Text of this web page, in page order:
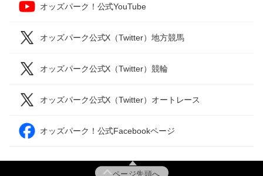
オッズパーク！公式YouTube
オッズパーク公式X（Twitter）地方競馬
オッズパーク公式X（Twitter）競輪
オッズパーク公式X（Twitter）オートレース
オッズパーク！公式Facebookページ
ページ先頭へ